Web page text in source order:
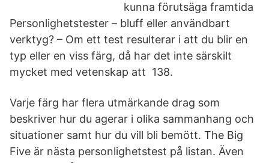
kunna förutsäga framtida
Personlighetstester – bluff eller användbart
verktyg? – Om ett test resulterar i att du blir en
typ eller en viss färg, då har det inte särskilt
mycket med vetenskap att 138.
Varje färg har flera utmärkande drag som
beskriver hur du agerar i olika sammanhang och
situationer samt hur du vill bli bemött. The Big
Five är nästa personlighetstest på listan. Även